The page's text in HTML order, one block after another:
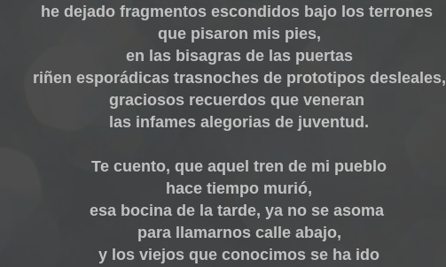
he dejado fragmentos escondidos bajo los terrones
que pisaron mis pies,
en las bisagras de las puertas
riñen esporádicas trasnoches de prototipos desleales,
graciosos recuerdos que veneran
las infames alegorias de juventud.
Te cuento, que aquel tren de mi pueblo
hace tiempo murió,
esa bocina de la tarde, ya no se asoma
para llamarnos calle abajo,
y los viejos que conocimos se ha ido